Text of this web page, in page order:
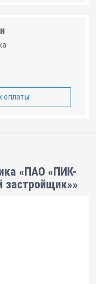
оплаты
«ПАО «ПИК-
застройщик»»